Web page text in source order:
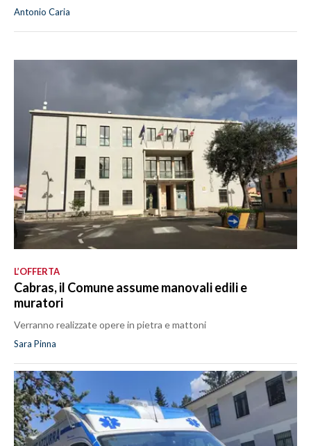
Antonio Caria
L’OFFERTA
Cabras, il Comune assume manovali edili e
muratori
Verranno realizzate opere in pietra e mattoni
Sara Pinna